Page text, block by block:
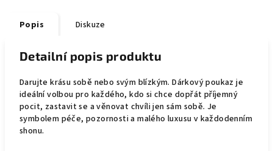
Popis Diskuze
Detailní popis produktu
Darujte krásu sobě nebo svým blízkým. Dárkový poukaz je
ideální volbou pro každého, kdo si chce dopřát příjemný
pocit, zastavit se a věnovat chvíli jen sám sobě. Je
symbolem péče, pozornosti a malého luxusu v každodenním
shonu.